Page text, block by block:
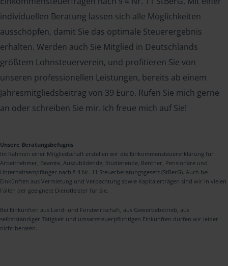
individuellen Beratung lassen sich alle Möglichkeiten
ausschöpfen, damit Sie das optimale Steuerergebnis
erhalten. Werden auch Sie Mitglied in Deutschlands
größtem Lohnsteuerverein, und profitieren Sie von
unseren professionellen Leistungen, bereits ab einem
Jahresmitgliedsbeitrag von 39 Euro. Rufen Sie mich gerne
an oder schreiben Sie mir. Ich freue mich auf Sie!
Unsere Beratungsbefugnis
Im Rahmen einer Mitgliedschaft erstellen wir die Einkommensteuererklärung für
Arbeitnehmer, Beamte, Auszubildende, Studierende, Rentner, Pensionäre und
Unterhaltsempfänger nach § 4 Nr. 11 Steuerberatungsgesetz (StBerG). Auch bei
Einkünften aus Vermietung und Verpachtung sowie Kapitalerträgen sind wir in vielen
Fällen der geeignete Dienstleister für Sie.
Bei Einkünften aus Land- und Forstwirtschaft, aus Gewerbebetrieb, aus
selbstständiger Tätigkeit und umsatzsteuerpflichtigen Einkünften dürfen wir leider
nicht beraten.